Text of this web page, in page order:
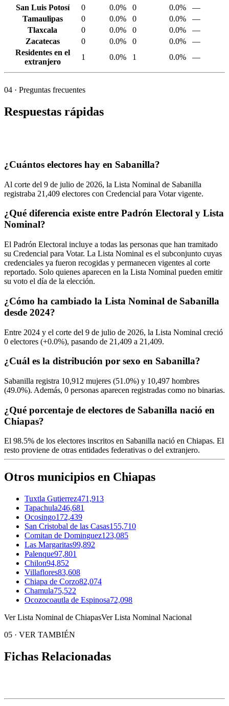
San Luis Potosí
0 0.0% 0 0.0%
—
Tamaulipas
0 0.0% 0 0.0%
—
Tlaxcala
0 0.0% 0 0.0%
—
Zacatecas
0 0.0% 0 0.0%
—
Residentes en el
extranjero
1 0.0% 1 0.0% —
04 · Preguntas frecuentes
Respuestas rápidas
¿Cuántos electores hay en Sabanilla?
Al corte del 9 de julio de 2026, la Lista Nominal de Sabanilla
registraba 21,409 electores con Credencial para Votar vigente.
¿Qué diferencia existe entre Padrón Electoral y Lista
Nominal?
El Padrón Electoral incluye a todas las personas que han tramitado
su Credencial para Votar. La Lista Nominal es el subconjunto cuyas
credenciales ya fueron recogidas y permanecen vigentes al corte
reportado. Solo quienes aparecen en la Lista Nominal pueden emitir
su voto el día de la elección.
¿Cómo ha cambiado la Lista Nominal de Sabanilla
desde 2024?
Entre 2024 y el corte del 9 de julio de 2026, la Lista Nominal creció
0 electores (+0.0%), pasando de 21,409 a 21,409.
¿Cuál es la distribución por sexo en Sabanilla?
Sabanilla registra 10,912 mujeres (51.0%) y 10,497 hombres
(49.0%). Además, 0 personas aparecen registradas como no binarias.
¿Qué porcentaje de electores de Sabanilla nació en
Chiapas?
El 98.5% de los electores inscritos en Sabanilla nació en Chiapas. El
resto proviene de otras entidades federativas o del extranjero.
Otros municipios en Chiapas
Tuxtla Gutierrez471,913
Tapachula246,681
Ocosingo172,439
San Cristobal de las Casas155,710
Comitan de Dominguez123,085
Las Margaritas99,892
Palenque97,801
Chilon94,852
Villaflores83,608
Chiapa de Corzo82,074
Chamula75,522
Ocozocoautla de Espinosa72,098
Ver Lista Nominal de ChiapasVer Lista Nominal Nacional
05 · VER TAMBIÉN
Fichas Relacionadas